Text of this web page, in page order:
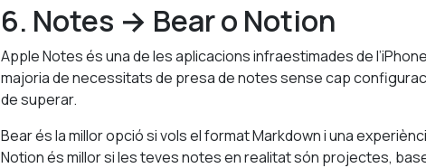
6. Notes → Bear o Notion
Apple Notes és una de les aplicacions infraestimades de
majoria de necessitats de presa de notes sense cap
de superar.
Bear és la millor opció si vols el format Markdown i una
Notion és millor si les teves notes en realitat són projectes,